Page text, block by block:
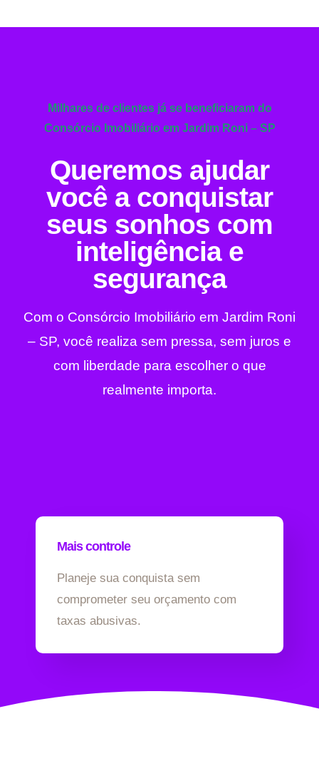
Milhares de clientes já se beneficiaram do
Consórcio Imobiliário em Jardim Roni – SP
Queremos ajudar
você a conquistar
seus sonhos com
inteligência e
segurança
Com o Consórcio Imobiliário em Jardim Roni
– SP, você realiza sem pressa, sem juros e
com liberdade para escolher o que
realmente importa.
Mais controle
Planeje sua conquista sem
comprometer seu orçamento com
taxas abusivas.